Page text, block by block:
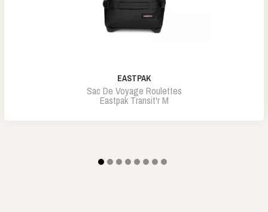
EASTPAK
Sac De Voyage Roulettes
Eastpak Transit'r M